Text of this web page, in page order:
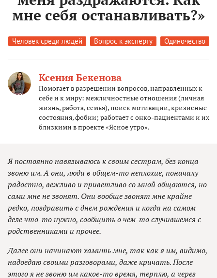
мне себя останавливать?»
Человек среди людей Вопрос к эксперту Одиночество
Ксения Бекенова
Помогает в разрешении вопросов, направленных к
себе и к миру: межличностные отношения (личная
жизнь, работа, семья), поиск мотивации, кризисные
состояния, фобии; работает с онко-пациентами и их
близкими в проекте «Ясное утро».
Я постоянно навязываюсь к своим сестрам, без конца
звоню им. А они, люди в общем-то неплохие, поначалу
радостно, вежливо и приветливо со мной общаются, но
сами мне не звонят. Они вообще звонят мне крайне
редко, поздравить с днем рождения и когда на самом
деле что-то нужно, сообщить о чем-то случившемся с
родственниками и прочее.
Далее они начинают хамить мне, так как я им, видимо,
надоедаю своими разговорами, даже кричать. После
этого я не звоню им какое-то время, терплю, а через